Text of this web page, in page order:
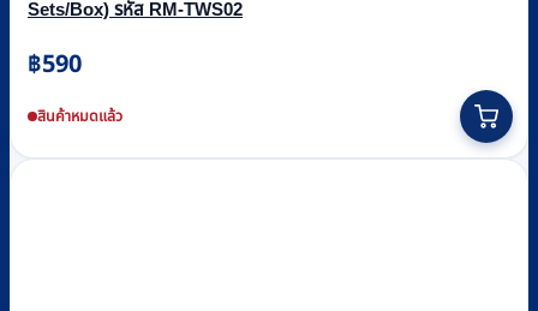
Sets/Box) รหัส RM-TWS02
฿590
สินค้าหมดแล้ว